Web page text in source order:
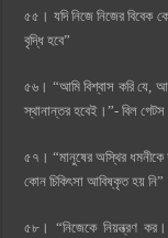
৫৫। যদি নিজে নিজের বিবেক
বৃদ্ধি হবে”
৫৬। “আমি বিশ্বাস করি যে,
স্থানান্তর হবেই।”- বিল
৫৭। “মানুষের অস্থির ধমনীকে
কোন চিকিৎসা আবিষ্কৃত হয় নি”
৫৮। “নিজেকে নিয়ন্ত্রণ